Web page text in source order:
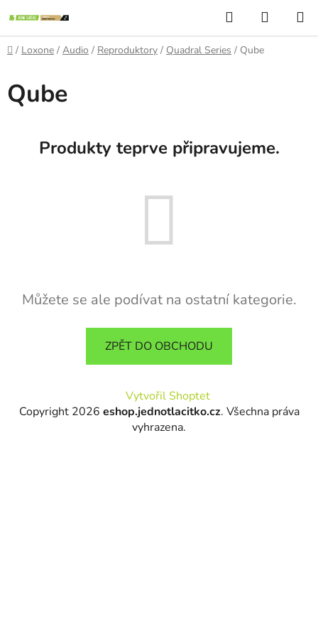
na
obsah
Hledat
KOŠÍK
Domů
/ Loxone / Audio / Reproduktory / Quadral Series / Qube
Qube
Produkty teprve připravujeme.
Můžete se ale podívat na ostatní kategorie.
ZPĚT DO OBCHODU
Vytvořil Shoptet
Copyright 2026 eshop.jednotlacitko.cz. Všechna práva
vyhrazena.